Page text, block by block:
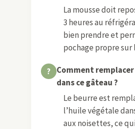
La mousse doit
3 heures au
bien prendre et
pochage propre sur
Comment
dans ce gâteau ?
Le beurre est
l’huile végétale
aux noisettes, ce